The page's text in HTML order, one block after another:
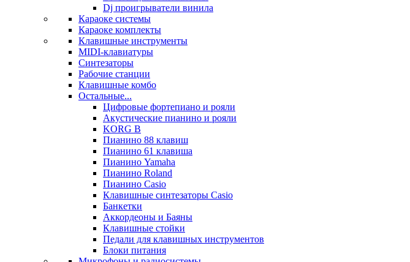
Dj проигрыватели винила
Караоке системы
Караоке комплекты
Клавишные инструменты
MIDI-клавиатуры
Синтезаторы
Рабочие станции
Клавишные комбо
Остальные...
Цифровые фортепиано и рояли
Акустические пианино и рояли
KORG B
Пианино 88 клавиш
Пианино 61 клавиша
Пианино Yamaha
Пианино Roland
Пианино Casio
Клавишные синтезаторы Casio
Банкетки
Аккордеоны и Баяны
Клавишные стойки
Педали для клавишных инструментов
Блоки питания